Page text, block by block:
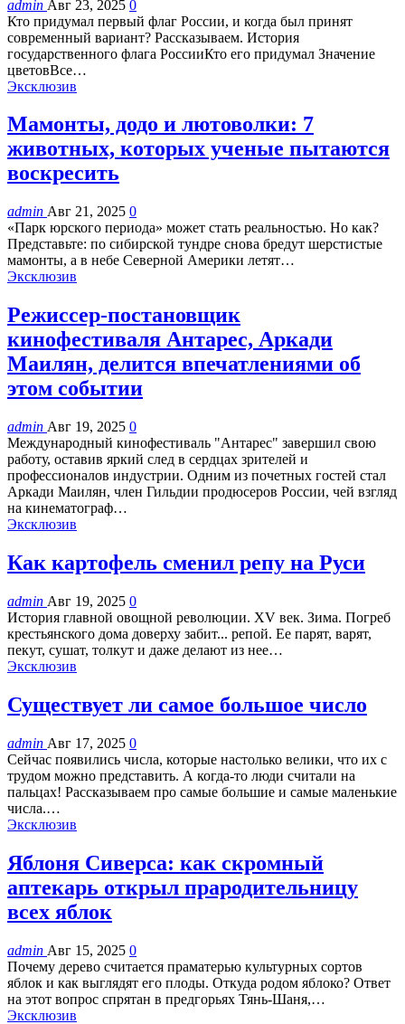
admin Авг 23, 2025 0
Кто придумал первый флаг России, и когда был принят
современный вариант? Рассказываем. История
государственного флага РоссииКто его придумал Значение
цветовВсе…
Эксклюзив
Мамонты, додо и лютоволки: 7
животных, которых ученые пытаются
воскресить
admin Авг 21, 2025 0
«Парк юрского периода» может стать реальностью. Но как?
Представьте: по сибирской тундре снова бредут шерстистые
мамонты, а в небе Северной Америки летят…
Эксклюзив
Режиссер-постановщик
кинофестиваля Антарес, Аркади
Маилян, делится впечатлениями об
этом событии
admin Авг 19, 2025 0
Международный кинофестиваль "Антарес" завершил свою
работу, оставив яркий след в сердцах зрителей и
профессионалов индустрии. Одним из почетных гостей стал
Аркади Маилян, член Гильдии продюсеров России, чей взгляд
на кинематограф…
Эксклюзив
Как картофель сменил репу на Руси
admin Авг 19, 2025 0
История главной овощной революции. XV век. Зима. Погреб
крестьянского дома доверху забит... репой. Ее парят, варят,
пекут, сушат, толкут и даже делают из нее…
Эксклюзив
Существует ли самое большое число
admin Авг 17, 2025 0
Сейчас появились числа, которые настолько велики, что их с
трудом можно представить. А когда-то люди считали на
пальцах! Рассказываем про самые большие и самые маленькие
числа.…
Эксклюзив
Яблоня Сиверса: как скромный
аптекарь открыл прародительницу
всех яблок
admin Авг 15, 2025 0
Почему дерево считается праматерью культурных сортов
яблок и как выглядят его плоды. Откуда родом яблоко? Ответ
на этот вопрос спрятан в предгорьях Тянь-Шаня,…
Эксклюзив